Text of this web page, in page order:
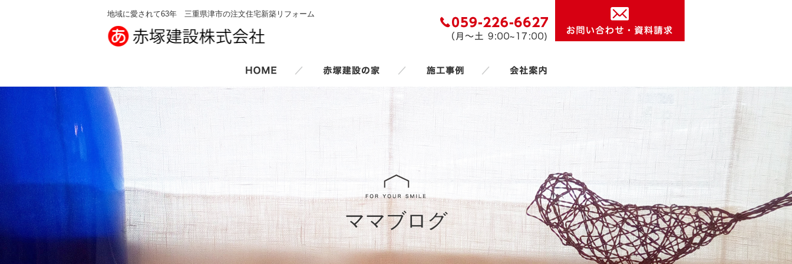
地域に愛されて63年 三重県津市の注文住宅新築リフォーム
／ ／ ／
ママブログ